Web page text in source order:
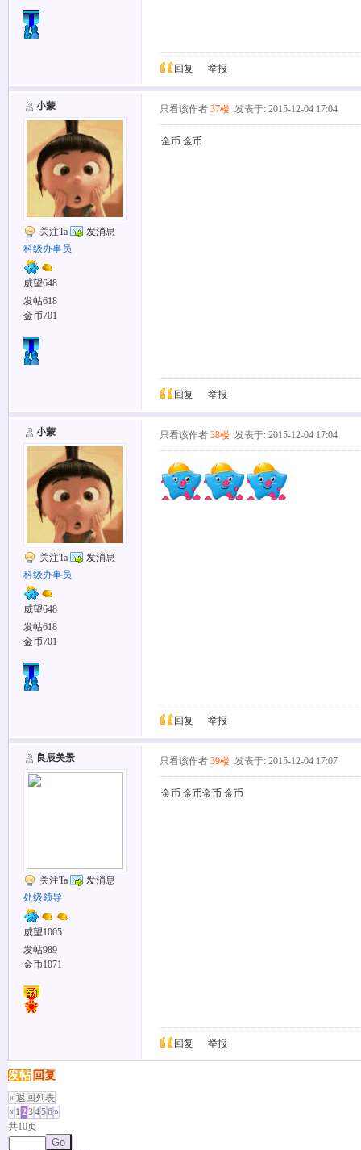
回复 举报
小蒙
关注Ta
发消息
科级办事员
威望648
发帖618
金币701
只看该作者 37楼 发表于: 2015-12-04 17:04
金币 金币
回复 举报
小蒙
关注Ta
发消息
科级办事员
威望648
发帖618
金币701
只看该作者 38楼 发表于: 2015-12-04 17:04
回复 举报
良辰美景
关注Ta
发消息
处级领导
威望1005
发帖989
金币1071
只看该作者 39楼 发表于: 2015-12-04 17:07
金币 金币金币 金币
回复 举报
发帖 回复
« 返回列表
« 1 23456»
共10页
Go